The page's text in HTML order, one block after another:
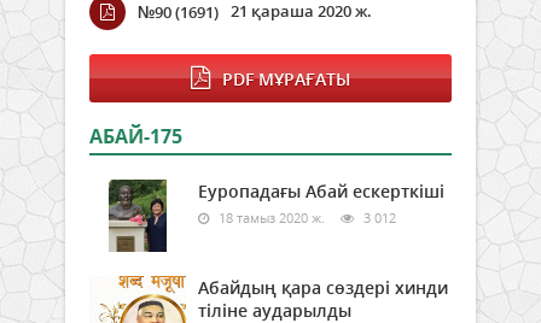
№90 (1691) 21 қараша 2020 ж.
PDF МҰРАҒАТЫ
АБАЙ-175
Еуропадағы Абай ескерткіші
18 тамыз 2020 ж. 3 012
Абайдың қара сөздері хинди
тіліне аударылды